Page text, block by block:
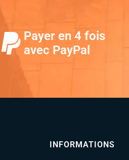
Payer en 4 fois
avec PayPal
INFORMATIONS